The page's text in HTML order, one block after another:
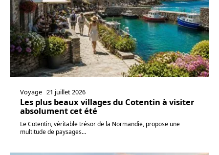
Voyage 21 juillet 2026
Les plus beaux villages du Cotentin à visiter
absolument cet été
Le Cotentin, véritable trésor de la Normandie, propose une
multitude de paysages…